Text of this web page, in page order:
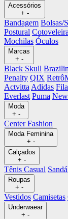
Acessórios
+ -
Bandagem Bolsas/
Postural Cotoveleira
Mochilas Óculos
Marcas
+ -
Black Skull
Penalty QIX
Actvitta Adidas Fila
Everlast Puma
Moda
+ -
Center Fashion
Moda Feminina
+ -
Calçados
+ -
Tênis Casual
Roupas
+ -
Vestidos Camisetas
Underwaear
+ -